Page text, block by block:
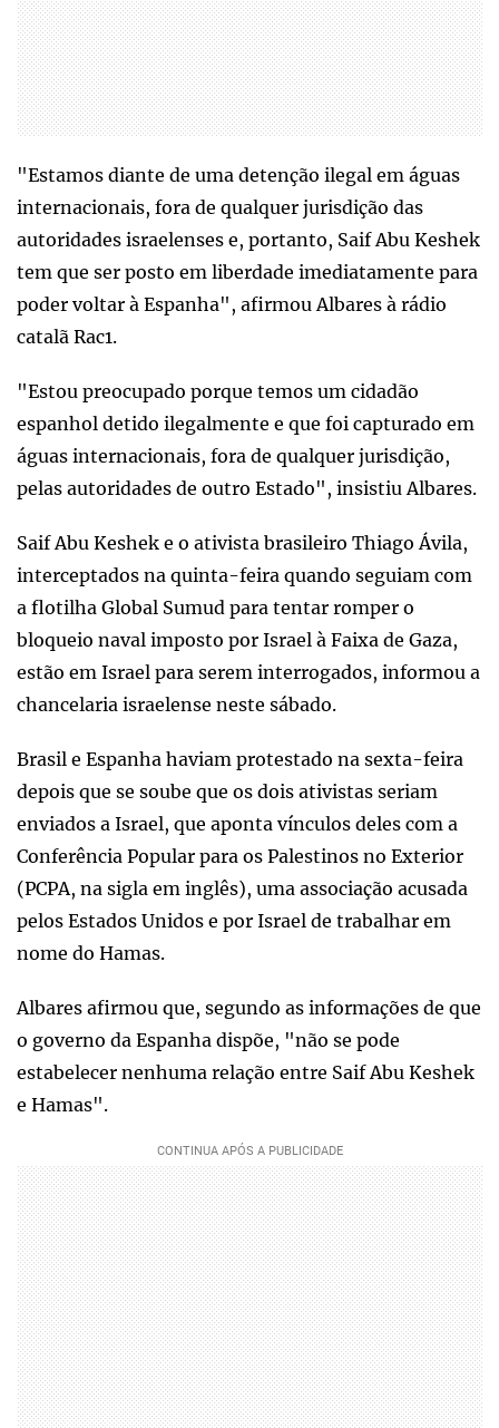
"Estamos diante de uma detenção ilegal em águas
internacionais, fora de qualquer jurisdição das
autoridades israelenses e, portanto, Saif Abu Keshek
tem que ser posto em liberdade imediatamente para
poder voltar à Espanha", afirmou Albares à rádio
catalã Rac1.
"Estou preocupado porque temos um cidadão
espanhol detido ilegalmente e que foi capturado em
águas internacionais, fora de qualquer jurisdição,
pelas autoridades de outro Estado", insistiu Albares.
Saif Abu Keshek e o ativista brasileiro Thiago Ávila,
interceptados na quinta-feira quando seguiam com
a flotilha Global Sumud para tentar romper o
bloqueio naval imposto por Israel à Faixa de Gaza,
estão em Israel para serem interrogados, informou a
chancelaria israelense neste sábado.
Brasil e Espanha haviam protestado na sexta-feira
depois que se soube que os dois ativistas seriam
enviados a Israel, que aponta vínculos deles com a
Conferência Popular para os Palestinos no Exterior
(PCPA, na sigla em inglês), uma associação acusada
pelos Estados Unidos e por Israel de trabalhar em
nome do Hamas.
Albares afirmou que, segundo as informações de que
o governo da Espanha dispõe, "não se pode
estabelecer nenhuma relação entre Saif Abu Keshek
e Hamas".